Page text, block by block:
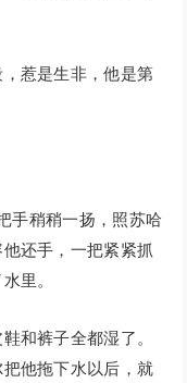
惹是生非，他是第
手稍稍一扬，照苏哈
还手，一把紧紧抓
里。
和裤子全都湿了。
他拖下水以后，就